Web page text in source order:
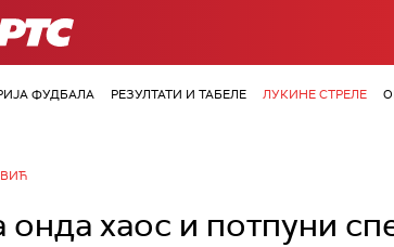
ФУДБАЛА РЕЗУЛТАТИ И ТАБЕЛЕ ЛУКИНЕ СТРЕЛЕ
хаос и потпуни